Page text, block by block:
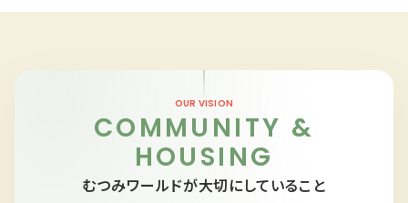
OUR VISION
COMMUNITY &
HOUSING
むつみワールドが大切にしていること